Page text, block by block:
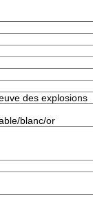
des explosions
blanc/or